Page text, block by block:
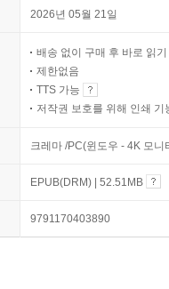
2026년 05월 21일
배송 없이 구매 후 바로 읽기
제한없음
TTS 가능
저작권 보호를 위해 인쇄 기
크레마 /PC(윈도우 - 4K 모
EPUB(DRM) | 52.51MB
9791170403890